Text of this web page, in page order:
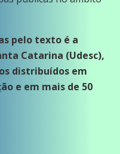
pelo texto é a
Catarina (Udesc),
distribuídos em
e em mais de 50